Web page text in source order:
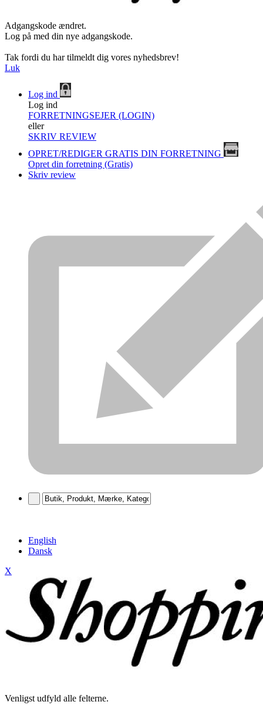
Adgangskode ændret.
Log på med din nye adgangskode.
Tak fordi du har tilmeldt dig vores nyhedsbrev!
Luk
Log ind
Log ind
FORRETNINGSEJER (LOGIN)
eller
SKRIV REVIEW
OPRET/REDIGER GRATIS DIN FORRETNING
Opret din forretning (Gratis)
Skriv review
English
Dansk
X
Venligst udfyld alle felterne.